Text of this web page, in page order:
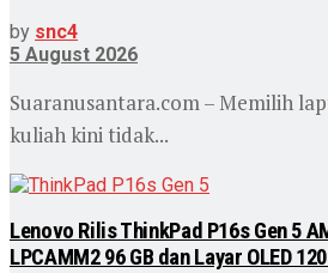
by snc4
5 August 2026
Suaranusantara.com – Memilih
kuliah kini tidak...
Lenovo Rilis ThinkPad P16s Gen 5
LPCAMM2 96 GB dan Layar OLED